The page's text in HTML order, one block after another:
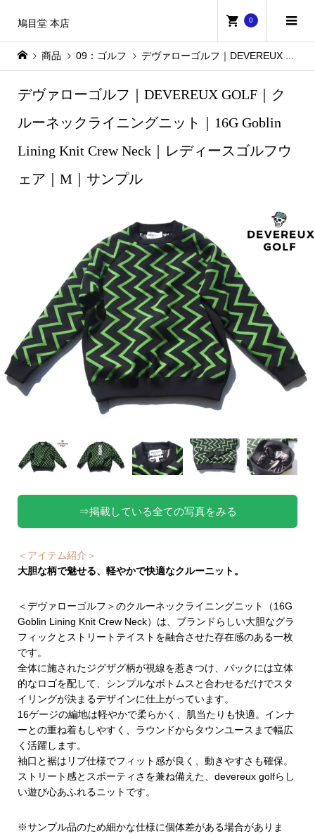
鳩目堂 本店 0
商品 09：ゴルフ デヴァローゴルフ｜DEVEREUX GOLF｜クルーネックライニングニット｜16G Goblin Lining Knit Crew Neck｜レディースゴルフウェア｜M｜サンプル
デヴァローゴルフ｜DEVEREUX GOLF｜ク
ルーネックライニングニット｜16G Goblin
Lining Knit Crew Neck｜レディースゴルフウ
ェア｜M｜サンプル
⇒掲載している全ての写真をみる
＜アイテム紹介＞
大胆な柄で魅せる、軽やかで快適なクルーニット。
＜デヴァローゴルフ＞のクルーネックライニングニット（16G
Goblin Lining Knit Crew Neck）は、ブランドらしい大胆なグラ
フィックとストリートテイストを融合させた存在感のある一枚
です。
全体に施されたジグザグ柄が視線を惹きつけ、バックには立体
的なロゴを配して、シンプルなボトムスと合わせるだけでスタ
イリングが決まるデザインに仕上がっています。
16ゲージの編地は軽やかで柔らかく、肌当たりも快適。インナ
ーとの重ね着もしやすく、ラウンドからタウンユースまで幅広
く活躍します。
袖口と裾はリブ仕様でフィット感が良く、動きやすさも確保。
ストリート感とスポーティさを兼ね備えた、devereux golfらし
い遊び心あふれるニットです。
※サンプル品のため細かな仕様に個体差がある場合がありま